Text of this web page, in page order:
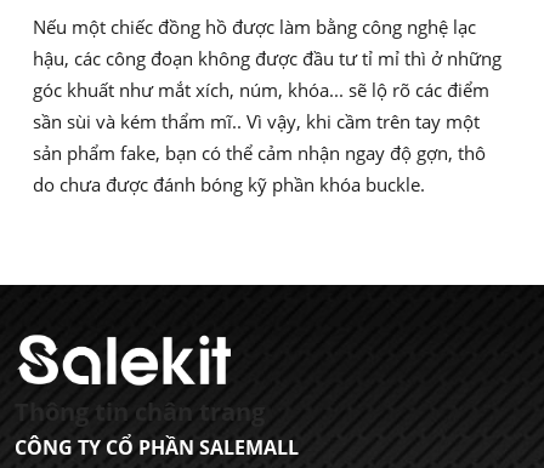
Nếu một chiếc đồng hồ được làm bằng công nghệ lạc
hậu, các công đoạn không được đầu tư tỉ mỉ thì ở những
góc khuất như mắt xích, núm, khóa... sẽ lộ rõ các điểm
sần sùi và kém thẩm mĩ.. Vì vậy, khi cầm trên tay một
sản phẩm fake, bạn có thể cảm nhận ngay độ gợn, thô
do chưa được đánh bóng kỹ phần khóa buckle.
Thông tin chân trang
CÔNG TY CỔ PHẦN SALEMALL